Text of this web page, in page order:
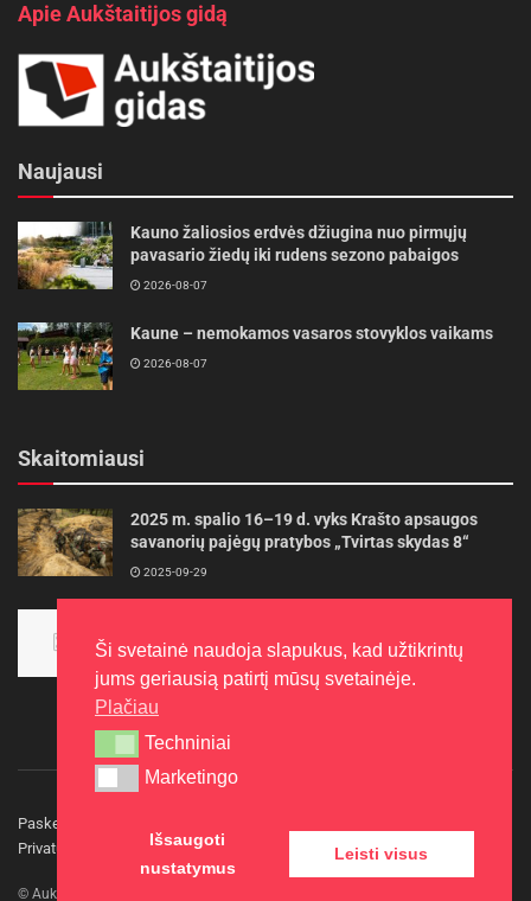
Apie Aukštaitijos gidą
Naujausi
Kauno žaliosios erdvės džiugina nuo pirmųjų
pavasario žiedų iki rudens sezono pabaigos
2026-08-07
Kaune – nemokamos vasaros stovyklos vaikams
2026-08-07
Skaitomiausi
2025 m. spalio 16–19 d. vyks Krašto apsaugos
savanorių pajėgų pratybos „Tvirtas skydas 8“
2025-09-29
aukso
2015-10-30
Paskelbkite naujieną
Privatumo politika
Kontaktai
© Aukštaitijos gidas
Ši svetainė naudoja slapukus, kad užtikrintų
jums geriausią patirtį mūsų svetainėje.
Plačiau
Techniniai
Techniniai
Marketingo
Marketingo
Išsaugoti
nustatymus
Leisti visus